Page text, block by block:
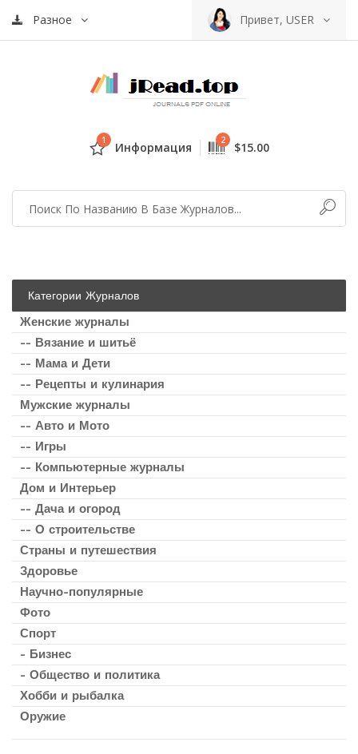
Разное Привет, USER
1 Информация 2 $15.00
Категории Журналов
Женские журналы
-- Вязание и шитьё
-- Мама и Дети
-- Рецепты и кулинария
Мужские журналы
-- Авто и Мото
-- Игры
-- Компьютерные журналы
Дом и Интерьер
-- Дача и огород
-- О строительстве
Страны и путешествия
Здоровье
Научно-популярные
Фото
Спорт
- Бизнес
- Общество и политика
Хобби и рыбалка
Оружие